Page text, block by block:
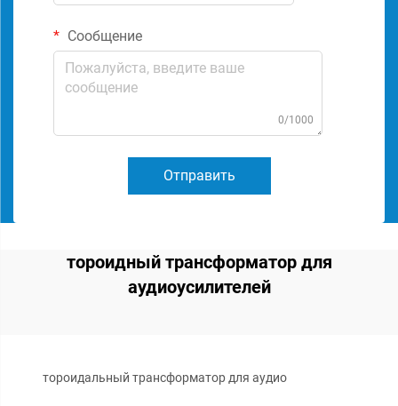
Сообщение
0/1000
Отправить
тороидный трансформатор для
аудиоусилителей
тороидальный трансформатор для аудио